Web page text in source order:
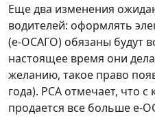
Еще два изменения
водителей: оформлять
(е-ОСАГО) обязаны будут
настоящее время они
желанию, такое право
года). РСА отмечает, что
продается все больше е-